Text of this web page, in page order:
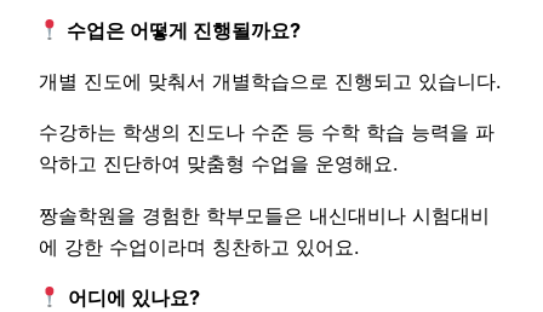
수업은 어떻게 진행될까요?
개별 진도에 맞춰서 개별학습으로 진행되고 있습니다.
수강하는 학생의 진도나 수준 등 수학 학습 능력을 파
악하고 진단하여 맞춤형 수업을 운영해요.
짱솔학원을 경험한 학부모들은 내신대비나 시험대비
에 강한 수업이라며 칭찬하고 있어요.
어디에 있나요?